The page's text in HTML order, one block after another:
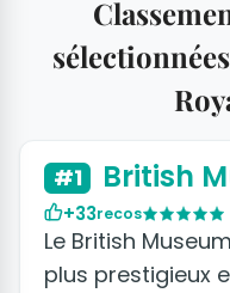
#1 British
+33recos
Le British
plus prestigieux